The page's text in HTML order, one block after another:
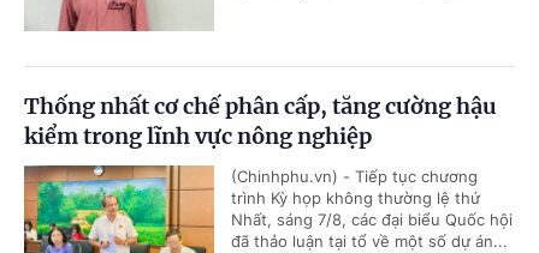
Thống nhất cơ chế phân cấp, tăng cường hậu
kiểm trong lĩnh vực nông nghiệp
(Chinhphu.vn) - Tiếp tục chương
trình Kỳ họp không thường lệ thứ
Nhất, sáng 7/8, các đại biểu Quốc hội
đã thảo luận tại tổ về một số dự án...